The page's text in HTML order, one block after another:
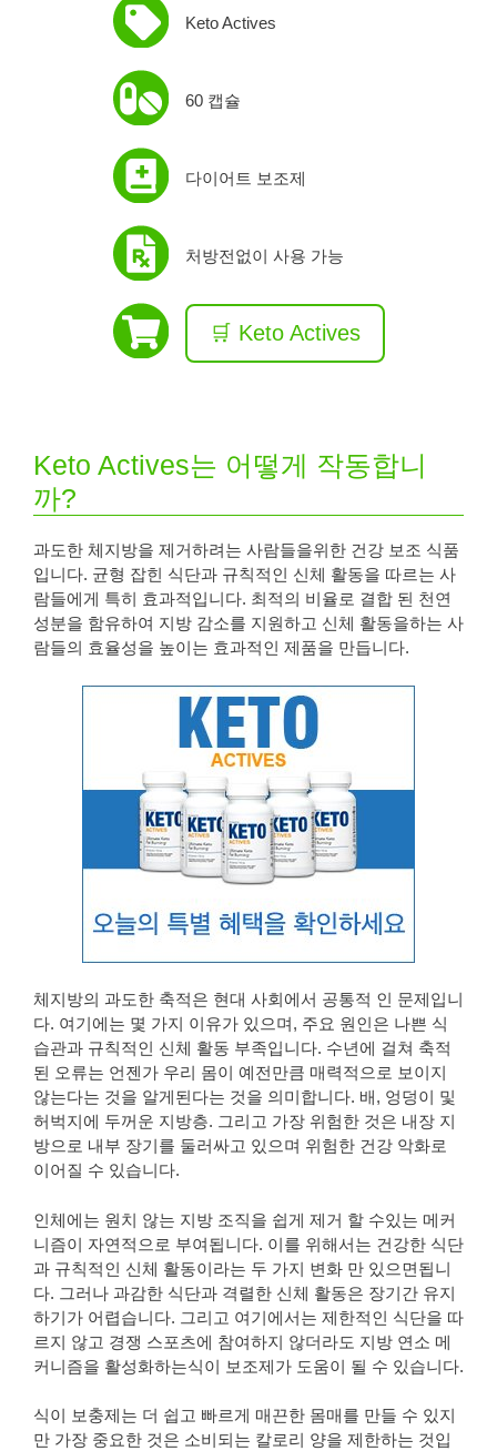
Keto Actives
60 캡슐
다이어트 보조제
처방전없이 사용 가능
🛒 Keto Actives
Keto Actives는 어떻게 작동합니
까?
과도한 체지방을 제거하려는 사람들을위한 건강 보조 식품
입니다. 균형 잡힌 식단과 규칙적인 신체 활동을 따르는 사
람들에게 특히 효과적입니다. 최적의 비율로 결합 된 천연
성분을 함유하여 지방 감소를 지원하고 신체 활동을하는 사
람들의 효율성을 높이는 효과적인 제품을 만듭니다.
체지방의 과도한 축적은 현대 사회에서 공통적 인 문제입니
다. 여기에는 몇 가지 이유가 있으며, 주요 원인은 나쁜 식
습관과 규칙적인 신체 활동 부족입니다. 수년에 걸쳐 축적
된 오류는 언젠가 우리 몸이 예전만큼 매력적으로 보이지
않는다는 것을 알게된다는 것을 의미합니다. 배, 엉덩이 및
허벅지에 두꺼운 지방층. 그리고 가장 위험한 것은 내장 지
방으로 내부 장기를 둘러싸고 있으며 위험한 건강 악화로
이어질 수 있습니다.
인체에는 원치 않는 지방 조직을 쉽게 제거 할 수있는 메커
니즘이 자연적으로 부여됩니다. 이를 위해서는 건강한 식단
과 규칙적인 신체 활동이라는 두 가지 변화 만 있으면됩니
다. 그러나 과감한 식단과 격렬한 신체 활동은 장기간 유지
하기가 어렵습니다. 그리고 여기에서는 제한적인 식단을 따
르지 않고 경쟁 스포츠에 참여하지 않더라도 지방 연소 메
커니즘을 활성화하는식이 보조제가 도움이 될 수 있습니다.
식이 보충제는 더 쉽고 빠르게 매끈한 몸매를 만들 수 있지
만 가장 중요한 것은 소비되는 칼로리 양을 제한하는 것입